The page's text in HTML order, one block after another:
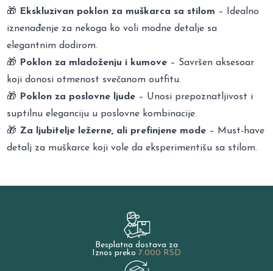
🎁
Ekskluzivan poklon za muškarca sa stilom – Idealno
iznenađenje za nekoga ko voli modne detalje sa
elegantnim dodirom.
🎁
Poklon za mladoženju i kumove – Savršen aksesoar
koji donosi otmenost svečanom outfitu.
🎁
Poklon za poslovne ljude – Unosi prepoznatljivost i
suptilnu eleganciju u poslovne kombinacije.
🎁 Za ljubitelje ležerne, ali prefinjene mode – Must-have
detalj za muškarce koji vole da eksperimentišu sa stilom.
Besplatna dostava za
Iznos preko 7.000 RSD